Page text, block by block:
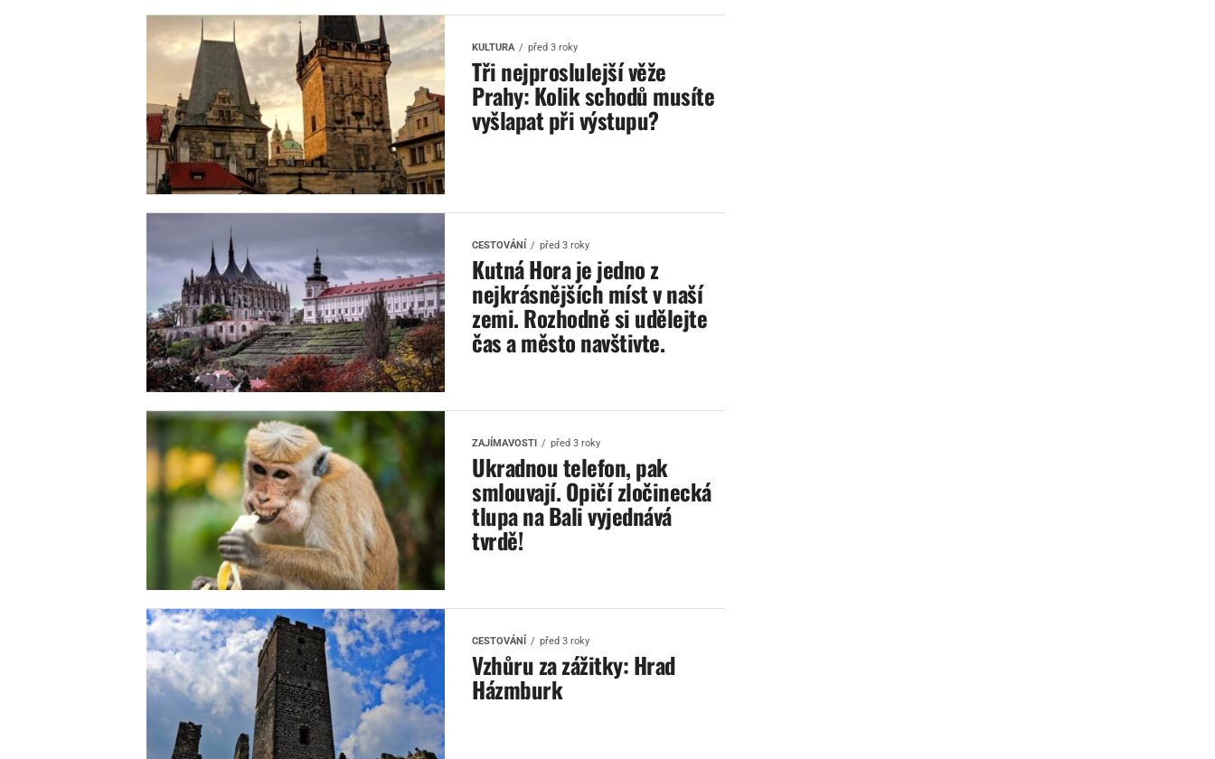
KULTURA před 3 roky
Tři nejproslulejší věže
Prahy: Kolik schodů musíte
vyšlapat při výstupu?
CESTOVÁNÍ před 3 roky
Kutná Hora je jedno z
nejkrásnějších míst v naší
zemi. Rozhodně si udělejte
čas a město navštivte.
ZAJÍMAVOSTI před 3 roky
Ukradnou telefon, pak
smlouvají. Opičí zločinecká
tlupa na Bali vyjednává
tvrdě!
CESTOVÁNÍ před 3 roky
Vzhůru za zážitky: Hrad
Házmburk